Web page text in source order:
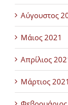
Αύγουστος
Μάιος 2021
Απρίλιος
Μάρτιος 2021